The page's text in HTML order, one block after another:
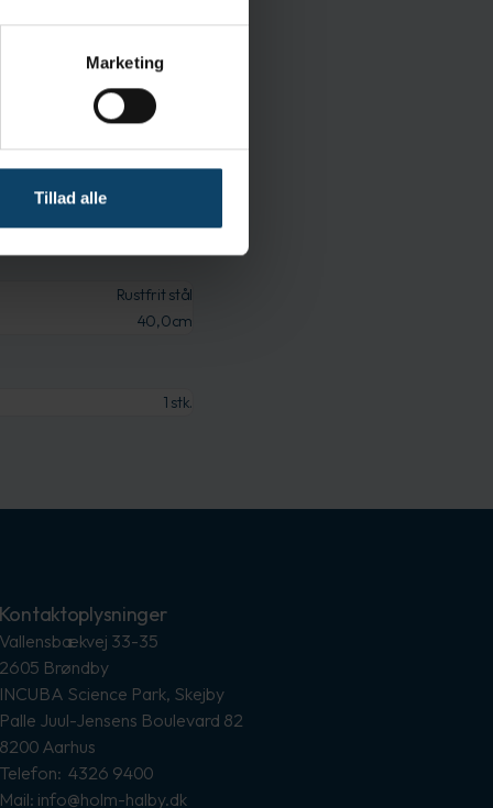
Marketing
Tillad alle
Access Barrier
Rustfrit stål
40,0cm
1 stk.
Kontaktoplysninger
Vallensbækvej 33-35
2605 Brøndby
INCUBA Science Park, Skejby
Palle Juul-Jensens Boulevard 82
8200 Aarhus
Telefon: 4326 9400
Mail: info@holm-halby.dk